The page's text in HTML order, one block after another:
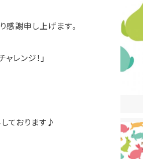
感謝申し上げます。
レンジ！」
ております♪